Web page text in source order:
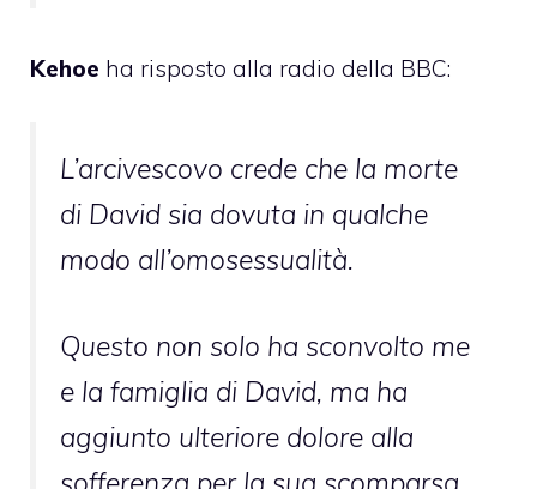
Kehoe ha risposto alla radio della BBC:
L’arcivescovo crede che la morte
di David sia dovuta in qualche
modo all’omosessualità.
Questo non solo ha sconvolto me
e la famiglia di David, ma ha
aggiunto ulteriore dolore alla